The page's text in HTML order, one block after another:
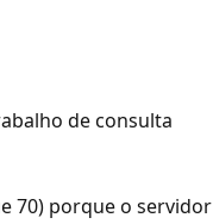
de consulta
70) porque o servidor